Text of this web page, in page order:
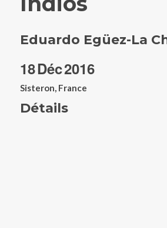
Eduardo Egüez-La
18Déc2016
Sisteron, France
Détails